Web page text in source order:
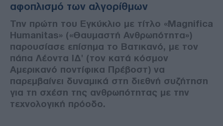
αφοπλισμό των αλγορίθμων
Την πρώτη του Εγκύκλιο με τίτλο «Magnifica
Humanitas» («Θαυμαστή Ανθρωπότητα»)
παρουσίασε επίσημα το Βατικανό, με τον
πάπα Λέοντα ΙΔ' (τον κατά κόσμον
Αμερικανό ποντίφικα Πρέβοστ) να
παρεμβαίνει δυναμικά στη διεθνή συζήτηση
για τη σχέση της ανθρωπότητας με την
τεχνολογική πρόοδο.